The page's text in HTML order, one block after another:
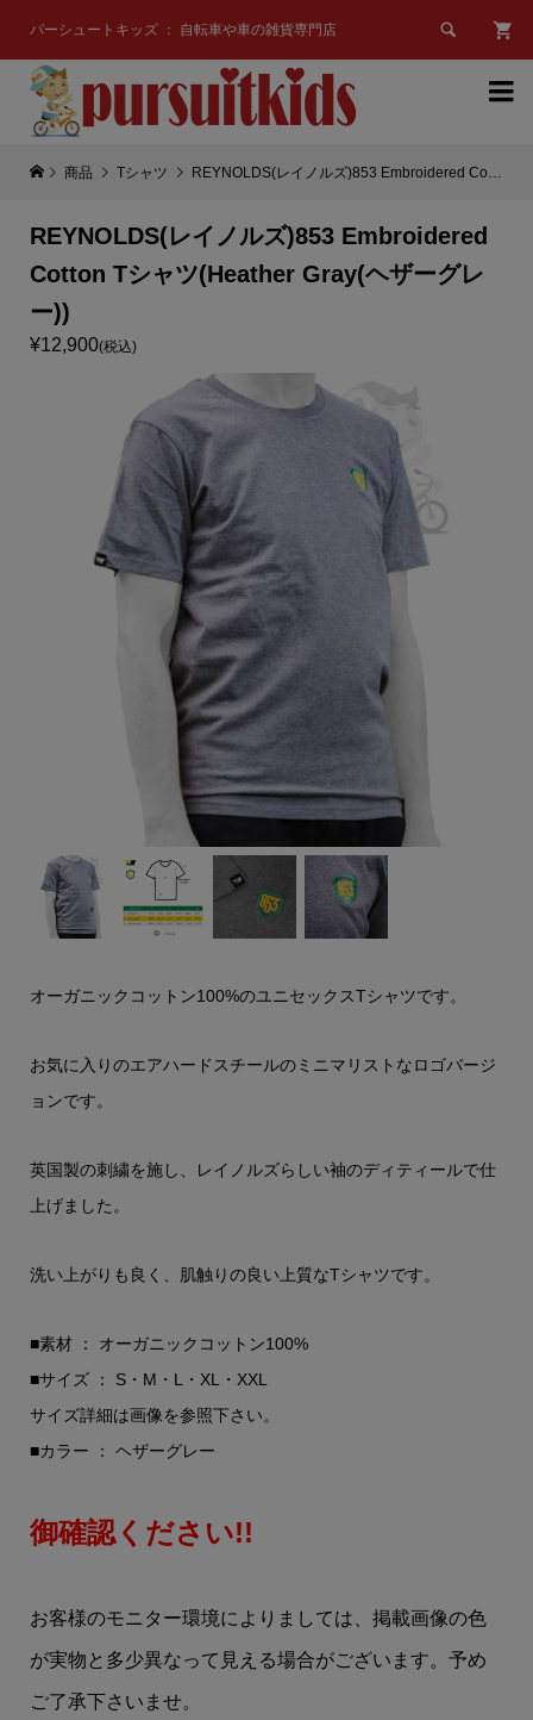
パーシュートキッズ ： 自転車や車の雑貨専門店 

商品 Tシャツ REYNOLDS(レイノルズ)853 Embroidered Cotton Tシャツ(Heather Gray(ヘザーグレー))
REYNOLDS(レイノルズ)853 Embroidered
Cotton Tシャツ(Heather Gray(ヘザーグレ
ー))
¥12,900(税込)
オーガニックコットン100%のユニセックスTシャツです。
お気に入りのエアハードスチールのミニマリストなロゴバージ
ョンです。
英国製の刺繍を施し、レイノルズらしい袖のディティールで仕
上げました。
洗い上がりも良く、肌触りの良い上質なTシャツです。
■素材 ： オーガニックコットン100%
■サイズ ： S・M・L・XL・XXL
サイズ詳細は画像を参照下さい。
■カラー ： ヘザーグレー
御確認ください!!
お客様のモニター環境によりましては、掲載画像の色
が実物と多少異なって見える場合がございます。予め
ご了承下さいませ。